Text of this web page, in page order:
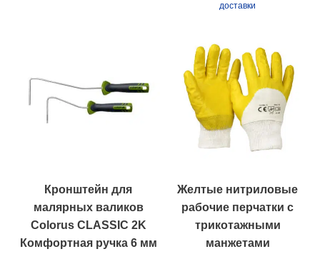
доставки
Кронштейн для
малярных валиков
Colorus CLASSIC 2K
Комфортная ручка 6 мм
Желтые нитриловые
рабочие перчатки с
трикотажными
манжетами